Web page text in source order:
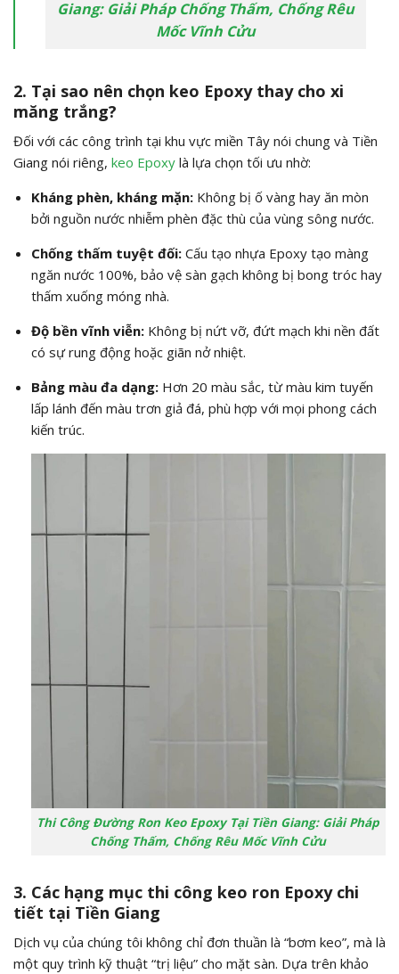
Giang: Giải Pháp Chống Thấm, Chống Rêu
Mốc Vĩnh Cửu
2. Tại sao nên chọn keo Epoxy thay cho xi
măng trắng?
Đối với các công trình tại khu vực miền Tây nói chung và Tiền
Giang nói riêng, keo Epoxy là lựa chọn tối ưu nhờ:
Kháng phèn, kháng mặn:Không bị ố vàng hay ăn mòn
bởi nguồn nước nhiễm phèn đặc thù của vùng sông nước.
Chống thấm tuyệt đối:Cấu tạo nhựa Epoxy tạo màng
ngăn nước 100%, bảo vệ sàn gạch không bị bong tróc hay
thấm xuống móng nhà.
Độ bền vĩnh viễn:Không bị nứt vỡ, đứt mạch khi nền đất
có sự rung động hoặc giãn nở nhiệt.
Bảng màu đa dạng:Hơn 20 màu sắc, từ màu kim tuyến
lấp lánh đến màu trơn giả đá, phù hợp với mọi phong cách
kiến trúc.
Thi Công Đường Ron Keo Epoxy Tại Tiền Giang: Giải Pháp
Chống Thấm, Chống Rêu Mốc Vĩnh Cửu
3. Các hạng mục thi công keo ron Epoxy chi
tiết tại Tiền Giang
Dịch vụ của chúng tôi không chỉ đơn thuần là “bơm keo”, mà là
một quy trình kỹ thuật “trị liệu” cho mặt sàn. Dựa trên khảo